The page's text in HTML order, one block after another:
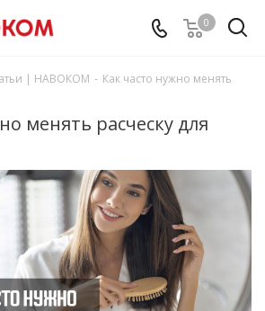
0
| НАВОКОМ - Как часто нужно менять
менять расческу для